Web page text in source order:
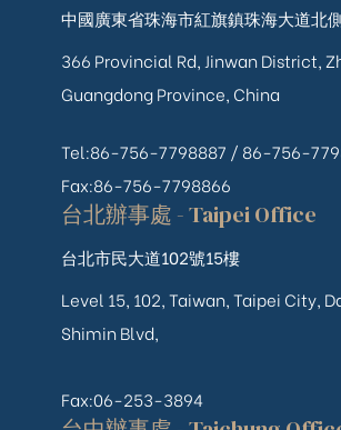
中國廣東省珠海市紅旗鎮珠海大道北
366 Provincial Rd, Jinwan District,
Guangdong Province, China
Tel:86-756-7798887 / 86-756-
Fax:86-756-7798866
台北辦事處 - Taipei Office
台北市民大道102號15樓
Level 15, 102, Taiwan, Taipei City,
Shimin Blvd,
Fax:06-253-3894